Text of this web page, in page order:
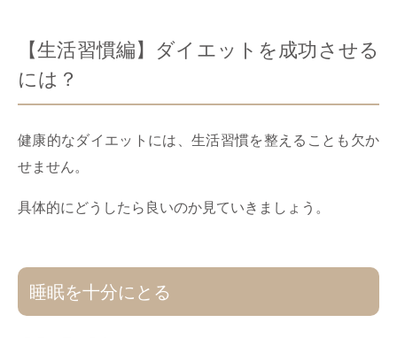
【生活習慣編】ダイエットを成功させる
には？
健康的なダイエットには、生活習慣を整えることも欠か
せません。
具体的にどうしたら良いのか見ていきましょう。
睡眠を十分にとる